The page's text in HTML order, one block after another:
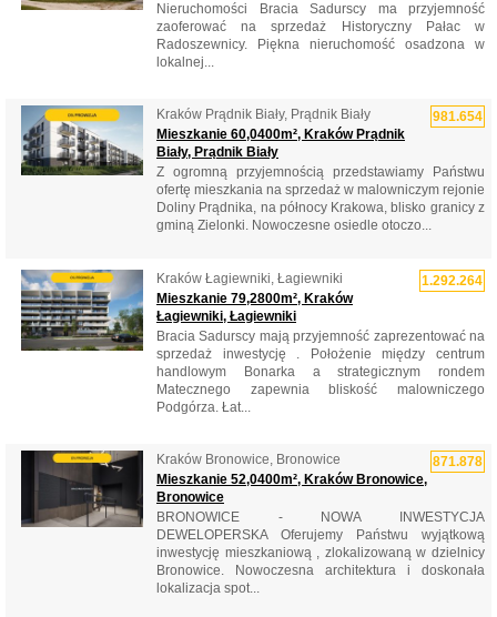
Nieruchomości Bracia Sadurscy ma przyjemność
zaoferować na sprzedaż Historyczny Pałac w
Radoszewnicy. Piękna nieruchomość osadzona w
lokalnej...
981.654
Kraków Prądnik Biały, Prądnik Biały
Mieszkanie 60,0400m², Kraków Prądnik
Biały, Prądnik Biały
Z ogromną przyjemnością przedstawiamy Państwu
ofertę mieszkania na sprzedaż w malowniczym rejonie
Doliny Prądnika, na północy Krakowa, blisko granicy z
gminą Zielonki. Nowoczesne osiedle otoczo...
1.292.264
Kraków Łagiewniki, Łagiewniki
Mieszkanie 79,2800m², Kraków
Łagiewniki, Łagiewniki
Bracia Sadurscy mają przyjemność zaprezentować na
sprzedaż inwestycję . Położenie między centrum
handlowym Bonarka a strategicznym rondem
Matecznego zapewnia bliskość malowniczego
Podgórza. Łat...
871.878
Kraków Bronowice, Bronowice
Mieszkanie 52,0400m², Kraków Bronowice,
Bronowice
BRONOWICE - NOWA INWESTYCJA
DEWELOPERSKA Oferujemy Państwu wyjątkową
inwestycję mieszkaniową , zlokalizowaną w dzielnicy
Bronowice. Nowoczesna architektura i doskonała
lokalizacja spot...